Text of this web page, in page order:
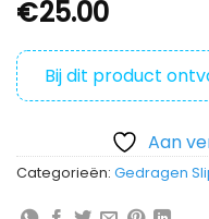
€25.00
Bij dit product
Aan
Categorieën: Gedragen